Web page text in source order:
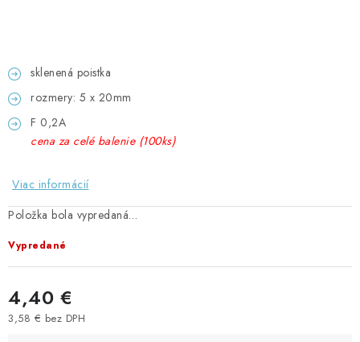
KONTAKTY
Kontakty Doprava a platba
sklenená poistka
rozmery: 5 x 20mm
F 0,2A
cena za celé balenie (100ks)
Viac informácií
Položka bola vypredaná…
Vypredané
4,40 €
3,58 € bez DPH